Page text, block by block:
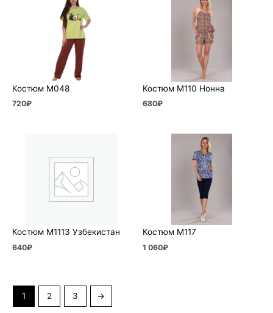
Костюм М048
720₽
Костюм М110 Нонна
680₽
Костюм М1113 Узбекистан
640₽
Костюм М117
1 060₽
1 2 3 →